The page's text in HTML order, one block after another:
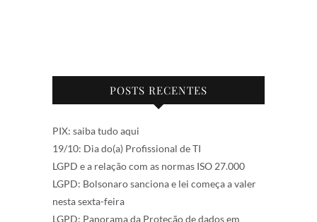
POSTS RECENTES
PIX: saiba tudo aqui
19/10: Dia do(a) Profissional de TI
LGPD e a relação com as normas ISO 27.000
LGPD: Bolsonaro sanciona e lei começa a valer
nesta sexta-feira
LGPD: Panorama da Proteção de dados em